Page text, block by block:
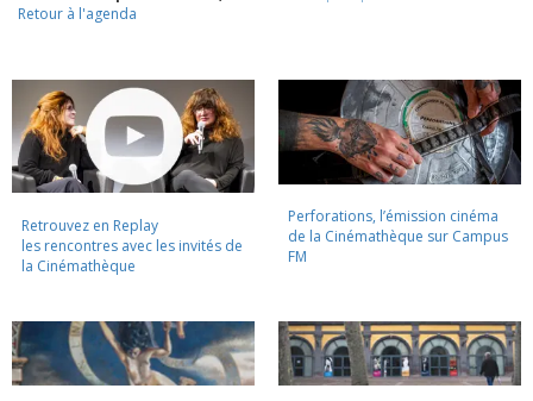
Retour à l'agenda
Retrouvez en Replay
les rencontres avec les invités de
la Cinémathèque
Perforations, l’émission cinéma
de la Cinémathèque sur Campus
FM